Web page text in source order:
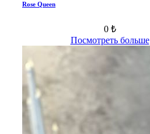
Rose Queen
0 ₺
Посмотреть больше